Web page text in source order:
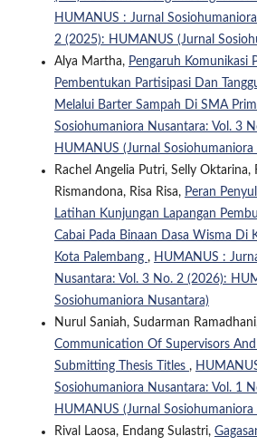
HUMANUS : Jurnal
2 (2025): HUMANUS (Jurnal
Alya Martha, Pengaruh Komunikasi
Pembentukan Partisipasi Dan
Melalui Barter Sampah Di SMA
Sosiohumaniora Nusantara: Vol. 3
HUMANUS (Jurnal Sosiohumaniora
Rachel Angelia Putri, Selly Oktarina,
Rismandona, Risa Risa, Peran
Latihan Kunjungan Lapangan
Cabai Pada Binaan Dasa Wisma Di
Kota Palembang , HUMANUS :
Nusantara: Vol. 3 No. 2 (2026):
Sosiohumaniora Nusantara)
Nurul Saniah, Sudarman
Communication Of Supervisors
Submitting Thesis Titles ,
Sosiohumaniora Nusantara: Vol. 1
HUMANUS (Jurnal Sosiohumaniora
Rival Laosa, Endang Sulastri,